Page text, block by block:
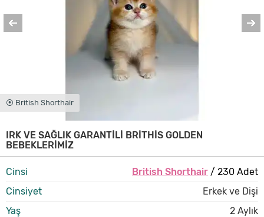
⦿ British Shorthair
IRK VE SAĞLIK GARANTİLİ BRİTHİS GOLDEN
BEBEKLERİMİZ
Cinsi British Shorthair/ 230 Adet
Cinsiyet
Erkek ve Dişi
Yaş
2 Aylık